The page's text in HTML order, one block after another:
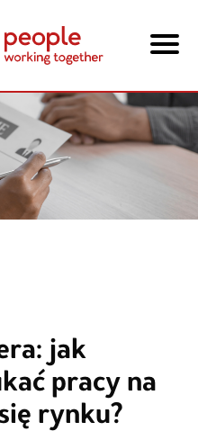
jak
pracy na
rynku?